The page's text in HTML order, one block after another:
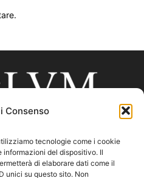
Consenso
tecnologie come i cookie
informazioni del dispositivo. Il
di elaborare dati come il
unici su questo sito. Non